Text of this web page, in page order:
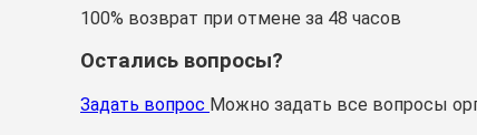
100% возврат при отмене за 48 часов
Остались вопросы?
Задать вопрос Можно задать все вопросы